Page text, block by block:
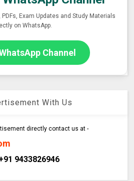
Exam Updates and Study Materials
on WhatsApp.
Channel
With Us
directly contact us at -
9433826946